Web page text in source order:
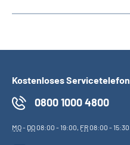
Kostenloses Servicetelefon
0800 1000 4800
MO- DO08:00 - 19:00, FR08:00 - 15:30